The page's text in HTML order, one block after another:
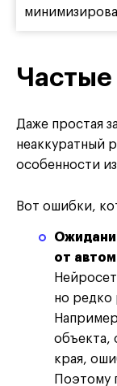
Даже простая
неаккуратный
особенности
Вот ошибки,
от
но редко
объекта,
края,
Поэтому